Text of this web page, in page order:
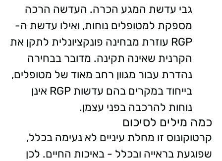
גבי עדשת המגע הכרה. העדשה הרכה
מספקת למטופלים נוחות, ואילו עדשת ה-
RGP עוזרת מבחינה פונקציונלית לתקן את
הקרנית שאינה תקינה. מדובר בבחירה
נהדרת עבור מגוון רחב מאוד של מטופלים,
בייחוד במקרים בהם עדשות RGP אינן
נוחות להרכבה בפני עצמן.
כמה מילים לסיכום
קרטוקונוס זו מחלת עיניים לא נעימה בכלל,
שפוגעת בראייה ובכלל - באיכות החיים. לכן